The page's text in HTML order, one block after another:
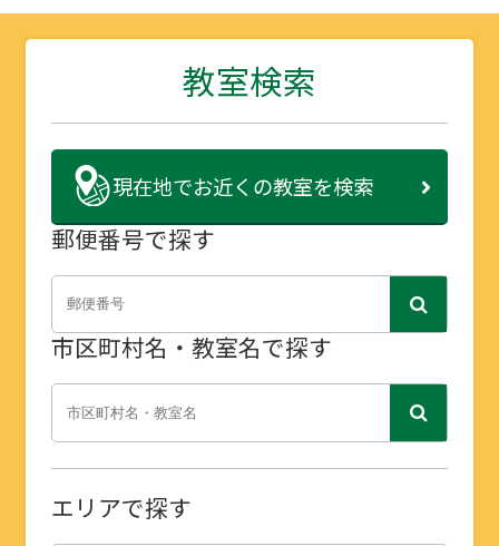
教室検索
現在地でお近くの教室を検索
郵便番号で探す
市区町村名・教室名で探す
エリアで探す